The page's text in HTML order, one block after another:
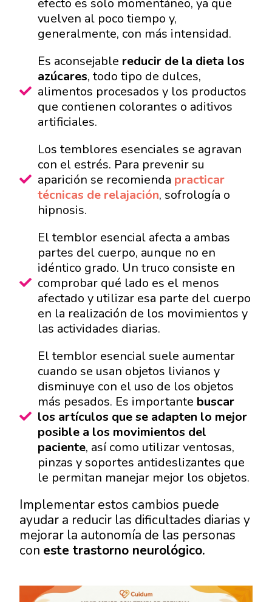
efecto es solo momentáneo, ya que
vuelven al poco tiempo y,
generalmente, con más intensidad.
Es aconsejable reducir de la dieta los
azúcares, todo tipo de dulces,
alimentos procesados y los productos
que contienen colorantes o aditivos
artificiales.
Los temblores esenciales se agravan
con el estrés. Para prevenir su
aparición se recomienda practicar
técnicas de relajación, sofrología o
hipnosis.
El temblor esencial afecta a ambas
partes del cuerpo, aunque no en
idéntico grado. Un truco consiste en
comprobar qué lado es el menos
afectado y utilizar esa parte del cuerpo
en la realización de los movimientos y
las actividades diarias.
El temblor esencial suele aumentar
cuando se usan objetos livianos y
disminuye con el uso de los objetos
más pesados. Es importante buscar
los artículos que se adapten lo mejor
posible a los movimientos del
paciente, así como utilizar ventosas,
pinzas y soportes antideslizantes que
le permitan manejar mejor los objetos.
Implementar estos cambios puede
ayudar a reducir las dificultades diarias y
mejorar la autonomía de las personas
con este trastorno neurológico.